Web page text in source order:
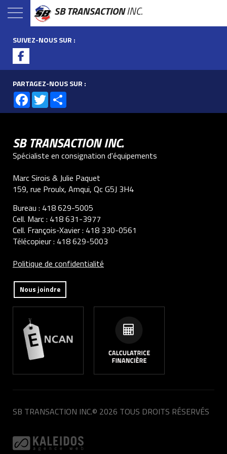
SB TRANSACTIONINC.
SUIVEZ-NOUS SUR :
PARTAGEZ-NOUS SUR :
Facebook
Twitter
SB TRANSACTION INC.
Spécialiste en consignation d'équipements
Marc Sirois & Julie Paquet
159, rue Proulx, Amqui, Qc G5J 3H4
Bureau : 418 629-5005
Cell. Marc : 418 631-3977
Cell. François-Xavier : 418 330-0561
Télécopieur : 418 629-5003
Politique de confidentialité
Nous joindre
SB TRANSACTION INC.© 2026 TOUS DROITS RÉSERVÉS